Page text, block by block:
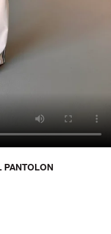
PANTOLON